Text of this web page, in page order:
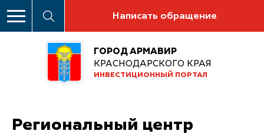
Написать обращение
ГОРОД АРМАВИР
КРАСНОДАРСКОГО КРАЯ
ИНВЕСТИЦИОННЫЙ ПОРТАЛ
Региональный центр